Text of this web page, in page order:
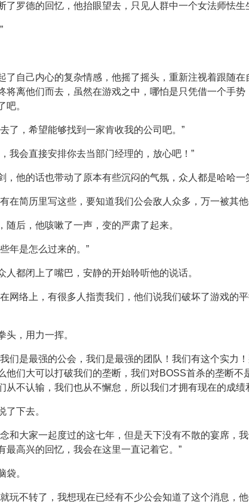
了罗德的回忆，他抬眼望去，只见人群中一个女法师怯生
了自己内心的复杂情感，他摇了摇头，重新注视着跟随
将离他们而去，虽然在游戏之中，哪怕是只凭借一个手
吧。
了，希望能够找到一家肯收我的公司吧。”
我会直接安排你去当部门经理的，放心吧！”
，他的话也带动了原本有些沉闷的气氛，众人都是哈哈一
在简历里写这些，要知道我们公会敌人众多，万一被其
随后，他咳嗽了一声，变的严肃了起来。
年是怎么过来的。”
人都闭上了嘴巴，安静的开始聆听他的说话。
网络上，有很多人指责我们，他们说我们破坏了游戏
头，用力一挥。
们是最强的公会，我们是最强的团队！我们有这个实
他们大可以打破我们的垄断，我们对BOSS首杀的垄断
从不认输，我们也从不懈怠，所以我们才拥有现在的成
了下去。
和大家一起度过的这七年，但是天下没有不散的宴席
最高兴的回忆，我会在这里一直记着它。”
袋。
玩不转了，我想现在已经有不少公会知道了这个消息